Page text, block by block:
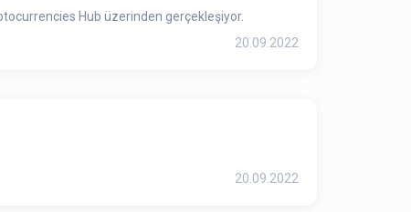
Hub üzerinden gerçekleşiyor.
20.09.2022
20.09.2022